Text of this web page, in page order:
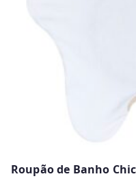
Roupão de Banho